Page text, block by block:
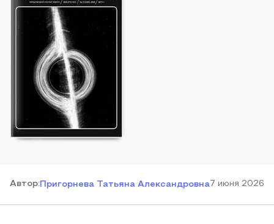
Автор:Пригорнева Татьяна Александровна7 июня 2026